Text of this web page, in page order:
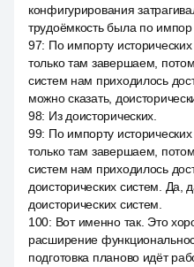
конфигурирования
трудоёмкость была по импор
97: По импорту
только там завершаем,
систем нам приходилось
можно сказать,
98: Из доисторических.
99: По импорту
только там завершаем,
систем нам приходилось
доисторических систем. Да,
доисторических систем.
100: Вот именно так. Это
расширение
подготовка планово идёт